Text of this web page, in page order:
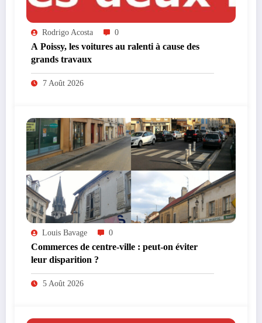
Rodrigo Acosta 0
A Poissy, les voitures au ralenti à cause des
grands travaux
7 Août 2026
Louis Bavage 0
Commerces de centre-ville : peut-on éviter
leur disparition ?
5 Août 2026